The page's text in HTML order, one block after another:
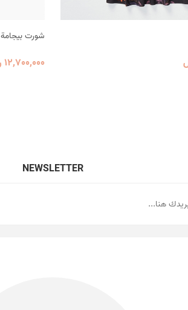
شورت بيجامة
12٬700٬000 ریال
NEWSLETTER